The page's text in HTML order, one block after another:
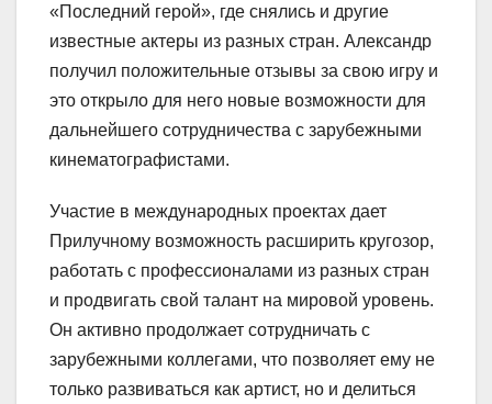
«Последний герой», где снялись и другие
известные актеры из разных стран. Александр
получил положительные отзывы за свою игру и
это открыло для него новые возможности для
дальнейшего сотрудничества с зарубежными
кинематографистами.
Участие в международных проектах дает
Прилучному возможность расширить кругозор,
работать с профессионалами из разных стран
и продвигать свой талант на мировой уровень.
Он активно продолжает сотрудничать с
зарубежными коллегами, что позволяет ему не
только развиваться как артист, но и делиться